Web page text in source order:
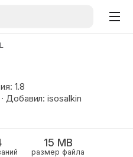
1.8
Добавил: isosalkin
15 MB
размер файла